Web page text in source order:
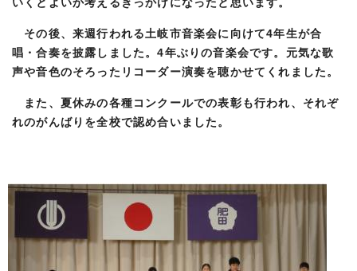
いくとよいか考えるきっかけになったと思います。
その後、来週行われる土岐市音楽会に向けて4年生が合
唱・合奏を披露しました。4年ぶりの音楽会です。元気な歌
声や音色のそろったリコーダー演奏を聴かせてくれました。
また、夏休みの各種コンクールでの表彰も行われ、それぞ
れのがんばりを全校で認め合いました。